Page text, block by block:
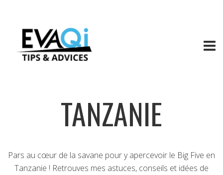
TANZANIE
Pars au cœur de la savane pour y apercevoir le Big Five en
Tanzanie ! Retrouves mes astuces, conseils et idées de